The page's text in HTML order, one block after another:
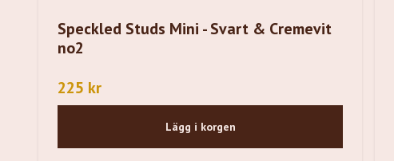
Speckled Studs Mini - Svart & Cremevit
no2
225 kr
Lägg i korgen